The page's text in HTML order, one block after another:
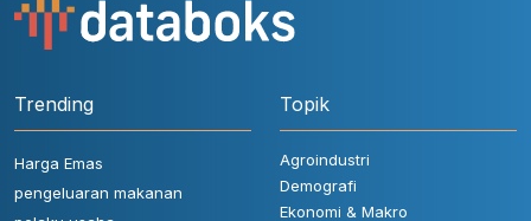
Trending
Harga Emas
pengeluaran makanan
Topik
Agroindustri
Demografi
Ekonomi & Makro